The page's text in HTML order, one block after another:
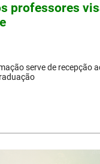
professores
serve de recepção